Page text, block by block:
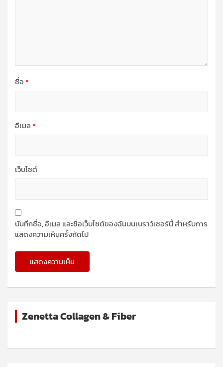
ชื่อ*
อีเมล*
เว็บไซต์
บันทึกชื่อ, อีเมล และชื่อเว็บไซต์ของฉันบนเบราว์เซอร์นี้ สำหรับการ
แสดงความเห็นครั้งถัดไป
Zenetta Collagen & Fiber